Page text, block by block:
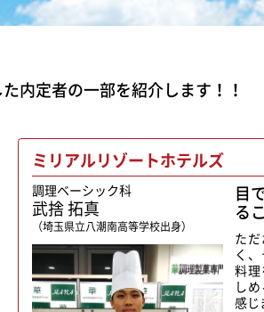
内定者の一部を紹介します！！
ミリアルリゾートホテルズ
調理ベーシック科
武捨 拓真
（埼玉県立八潮南高等学校出身）
目
る
た
く
料
し
感じ